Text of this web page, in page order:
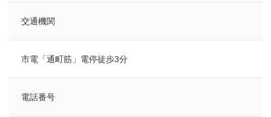
交通機関
市電「通町筋」電停徒歩3分
電話番号